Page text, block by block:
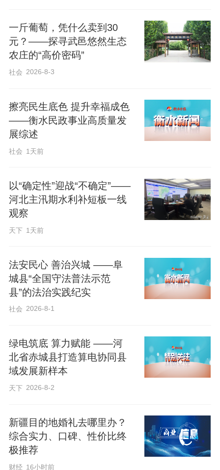
对零散小地块、边角地块，引导社会化服
务组织配备小型便携农机设备，量身定制
个性化作业方案，降低小地块作业成本，
消除农事服务盲区。并建立村级农事帮扶
户，实现应收尽收、应种尽种。
农时不等人，田间抢秋播。饶阳县还聚焦
时编制针对性、实操性强的专项种植技术
指导方案，采取“线下发放+线上推送”全覆
盖模式，将种植技术、田间管理、病虫预
防、水肥管控等送到千家万户，切实解决
一斤葡萄，凭什么卖到30
元？——探寻武邑悠然生态
农庄的“高价密码”
社会 2026-8-3
擦亮民生底色 提升幸福成色
——衡水民政事业高质量发
展综述
社会 1天前
以“确定性”迎战“不确定”——
河北主汛期水利补短板一线
观察
天下 1天前
法安民心 善治兴城 ——阜
城县“全国守法普法示范
县”的法治实践纪实
社会 2026-8-1
绿电筑底 算力赋能 ——河
北省赤城县打造算电协同县
域发展新样本
天下 2026-8-2
新疆目的地婚礼去哪里办？
综合实力、口碑、性价比终
极推荐
财经 16小时前